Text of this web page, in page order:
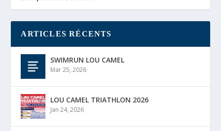
ARTICLES RÉCENTS
SWIMRUN LOU CAMEL
Mar 25, 2026
LOU CAMEL TRIATHLON 2026
Jan 24, 2026